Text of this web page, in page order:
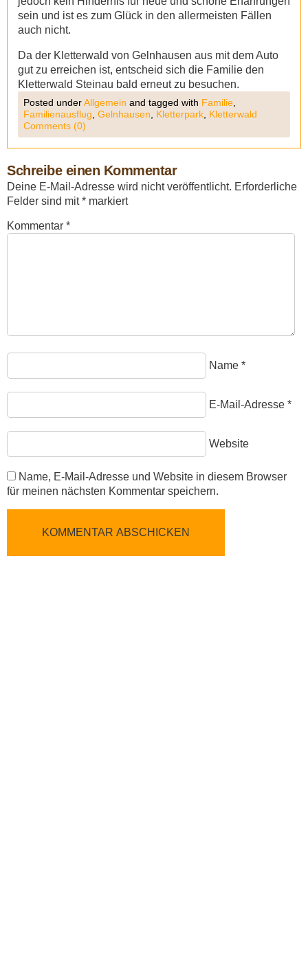
sein und ist es zum Glück in den allermeisten Fällen
auch nicht.
Da der Kletterwald von Gelnhausen aus mit dem Auto
gut zu erreichen ist, entscheid sich die Familie den
Kletterwald Steinau bald erneut zu besuchen.
Posted underAllgemein and tagged with Familie
Familienausflug Gelnhausen Kletterpark Kletterwald
Comments (0)
Schreibe einen Kommentar
Deine E-Mail-Adresse wird nicht veröffentlicht. Erforderliche
Felder sind mit* markiert
Kommentar *
Name *
E-Mail-Adresse *
Website
Name, E-Mail-Adresse und Website in diesem Browser
für meinen nächsten Kommentar speichern.